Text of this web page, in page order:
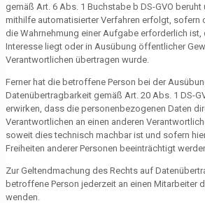
gemäß Art. 6 Abs. 1 Buchstabe b DS-GVO
mithilfe automatisierter Verfahren erfolgt, sofern
die Wahrnehmung einer Aufgabe erforderlich
Interesse liegt oder in Ausübung öffentlicher
Verantwortlichen übertragen wurde.
Ferner hat die betroffene Person bei der
Datenübertragbarkeit gemäß Art. 20 Abs. 1 DS-
erwirken, dass die personenbezogenen Daten
Verantwortlichen an einen anderen
soweit dies technisch machbar ist und sofern
Freiheiten anderer Personen beeinträchtigt
Zur Geltendmachung des Rechts auf
betroffene Person jederzeit an einen Mitarbeiter
wenden.